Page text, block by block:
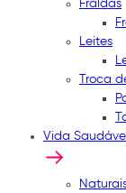
Fraldas
Leites
Troca
Vida Saudável